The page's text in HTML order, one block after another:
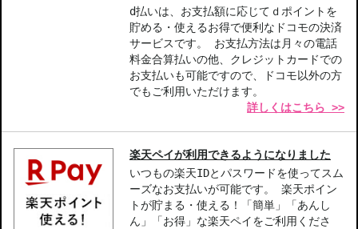
d払いは、お支払額に応じてｄポイントを
貯める・使えるお得で便利なドコモの決済
サービスです。 お支払方法は月々の電話
料金合算払いの他、クレジットカードでの
お支払いも可能ですので、ドコモ以外の方
でもご利用いただけます。
詳しくはこちら >>
楽天ペイが利用できるようになりました
いつもの楽天IDとパスワードを使ってスム
ーズなお支払いが可能です。 楽天ポイン
トが貯まる・使える！「簡単」「あんし
ん」「お得」な楽天ペイをご利用くださ